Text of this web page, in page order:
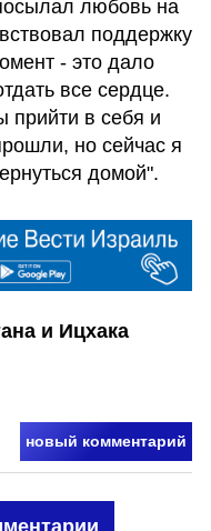
любовь на
поддержку
- это дало
все сердце.
в себя и
но сейчас я
домой".
и Ицхака
новый комментарий